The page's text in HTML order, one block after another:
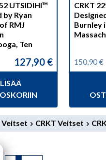
UTSIDIHI™
by Ryan
RMJ
Ten
127,90 €
LISÄÄ
CRKT
Burnley
150,90€
Veitset CRKT Veitset